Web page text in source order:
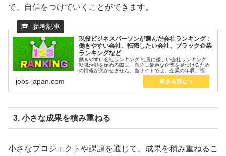
で、自信をつけていくことができます。
現役ビジネスパーソンが選んだ会社ランキング：
働きやすい会社、転職したい会社、ブラック企業
ランキングなど
働きやすい会社ランキング 社員に優しい会社ランキング
転職活動を始める際に、自分に最適な企業を見つけるため
の情報が欠かせません。当サイトでは、企業の年収、福利
厚生、働きやすさ、キャリアアップの機会などを徹底的に
jobs-japan.com
3. 小さな成果を積み重ねる
小さなプロジェクトや課題を通じて、成果を積み重ねるこ